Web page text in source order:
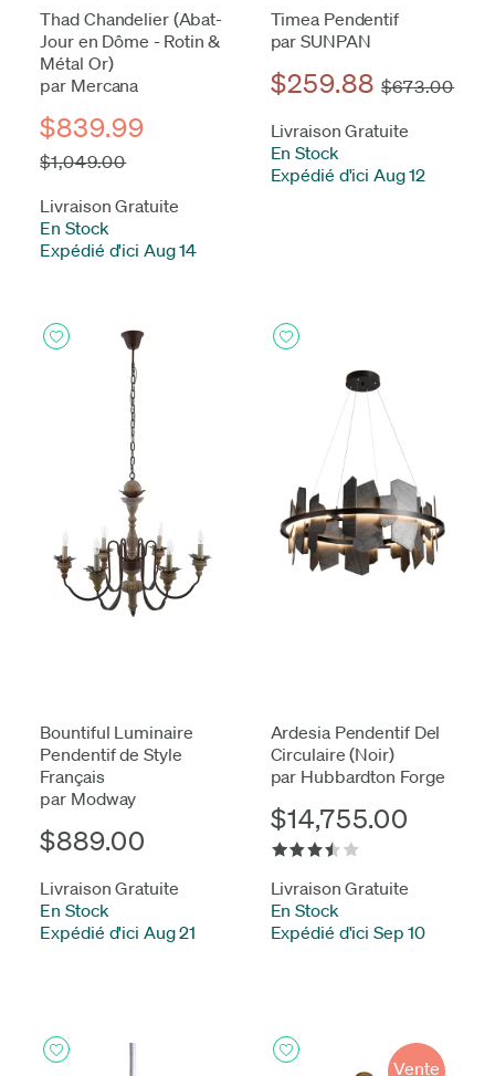
Thad Chandelier (Abat-
Jour en Dôme - Rotin &
Métal Or)
par Mercana
$839.99
$1,049.00
Livraison Gratuite
En Stock
Expédié d'ici Aug 14
Timea Pendentif
par SUNPAN
$259.88 $673.00
Livraison Gratuite
En Stock
Expédié d'ici Aug 12
Bountiful Luminaire
Pendentif de Style
Français
par Modway
$889.00
Livraison Gratuite
En Stock
Expédié d'ici Aug 21
Ardesia Pendentif Del
Circulaire (Noir)
par Hubbardton Forge
$14,755.00
Livraison Gratuite
En Stock
Expédié d'ici Sep 10
Vente